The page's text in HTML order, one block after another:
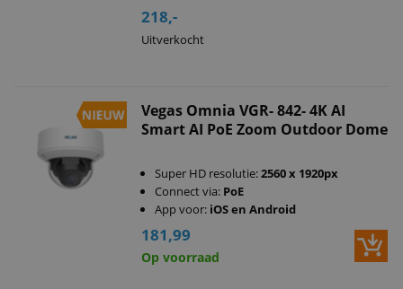
218,-
Uitverkocht
Vegas Omnia VGR- 842- 4K AI
Smart AI PoE Zoom Outdoor Dome
Super HD resolutie:2560 x 1920px
Connect via: PoE
App voor: iOS en Android
181,99
Op voorraad